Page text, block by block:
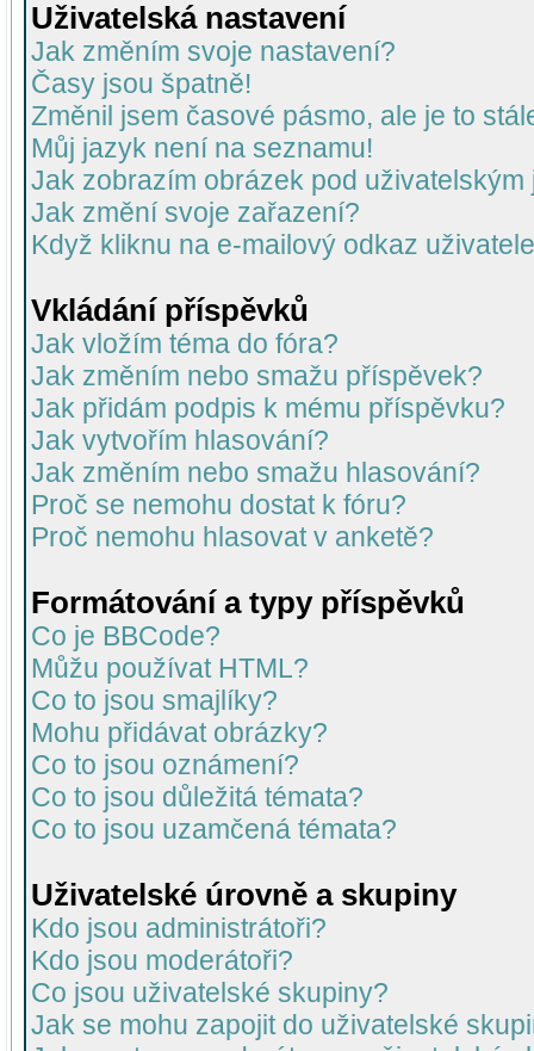
Uživatelská nastavení
Jak změním svoje nastavení?
Časy jsou špatně!
Změnil jsem časové pásmo, ale je to
Můj jazyk není na seznamu!
Jak zobrazím obrázek pod uživatelským
Jak změní svoje zařazení?
Když kliknu na e-mailový odkaz
Vkládání příspěvků
Jak vložím téma do fóra?
Jak změním nebo smažu příspěvek?
Jak přidám podpis k mému příspěvku?
Jak vytvořím hlasování?
Jak změním nebo smažu hlasování?
Proč se nemohu dostat k fóru?
Proč nemohu hlasovat v anketě?
Formátování a typy příspěvků
Co je BBCode?
Můžu používat HTML?
Co to jsou smajlíky?
Mohu přidávat obrázky?
Co to jsou oznámení?
Co to jsou důležitá témata?
Co to jsou uzamčená témata?
Uživatelské úrovně a skupiny
Kdo jsou administrátoři?
Kdo jsou moderátoři?
Co jsou uživatelské skupiny?
Jak se mohu zapojit do uživatelské